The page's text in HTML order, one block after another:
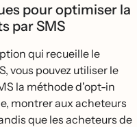
pour optimiser la
par SMS
qui recueille le
vous pouvez utiliser le
la méthode d'opt-in
montrer aux acheteurs
que les acheteurs de